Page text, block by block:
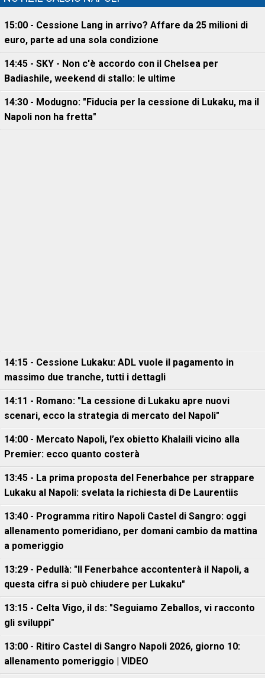
15:00 - Cessione Lang in arrivo? Affare da 25 milioni di
euro, parte ad una sola condizione
14:45 - SKY - Non c'è accordo con il Chelsea per
Badiashile, weekend di stallo: le ultime
14:30 - Modugno: "Fiducia per la cessione di Lukaku, ma il
Napoli non ha fretta"
14:15 - Cessione Lukaku: ADL vuole il pagamento in
massimo due tranche, tutti i dettagli
14:11 - Romano: "La cessione di Lukaku apre nuovi
scenari, ecco la strategia di mercato del Napoli"
14:00 - Mercato Napoli, l’ex obietto Khalaili vicino alla
Premier: ecco quanto costerà
13:45 - La prima proposta del Fenerbahce per strappare
Lukaku al Napoli: svelata la richiesta di De Laurentiis
13:40 - Programma ritiro Napoli Castel di Sangro: oggi
allenamento pomeridiano, per domani cambio da mattina
a pomeriggio
13:29 - Pedullà: "Il Fenerbahce accontenterà il Napoli, a
questa cifra si può chiudere per Lukaku"
13:15 - Celta Vigo, il ds: "Seguiamo Zeballos, vi racconto
gli sviluppi"
13:00 - Ritiro Castel di Sangro Napoli 2026, giorno 10:
allenamento pomeriggio | VIDEO